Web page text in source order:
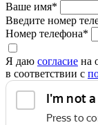
Ваше имя*
Введите номер
Номер телефона*
Я даю согласие на
в соответствии с